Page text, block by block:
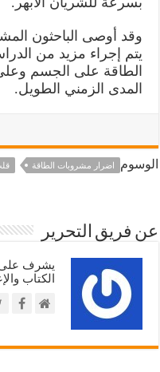
وقد أوصى الباحثون
يتم إجراء مزيد من
الطاقة على الجسم
المدى الزمني الطويل.
الوسوم اضرار مشروبات الطاقة
عن فريق التحرير
يشرف على
الكتاب